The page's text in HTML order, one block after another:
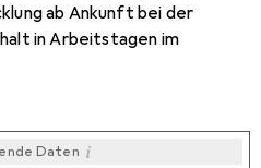
ab Ankunft bei der
in Arbeitstagen im
Daten i